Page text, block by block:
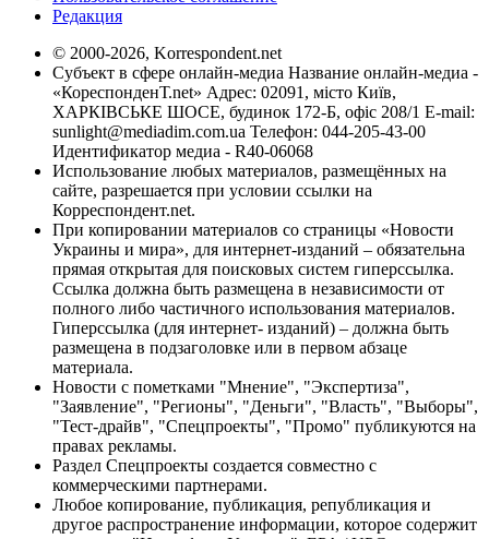
Редакция
© 2000-2026, Korrespondent.net
Субъект в сфере онлайн-медиа Название онлайн-медиа -
«КореспонденТ.net» Адрес: 02091, місто Київ,
ХАРКІВСЬКЕ ШОСЕ, будинок 172-Б, офіс 208/1 E-mail:
sunlight@mediadim.com.ua Телефон: 044-205-43-00
Идентификатор медиа - R40-06068
Использование любых материалов, размещённых на
сайте, разрешается при условии ссылки на
Корреспондент.net.
При копировании материалов со страницы «Новости
Украины и мира», для интернет-изданий – обязательна
прямая открытая для поисковых систем гиперссылка.
Ссылка должна быть размещена в независимости от
полного либо частичного использования материалов.
Гиперссылка (для интернет- изданий) – должна быть
размещена в подзаголовке или в первом абзаце
материала.
Новости с пометками "Мнение", "Экспертиза",
"Заявление", "Регионы", "Деньги", "Власть", "Выборы",
"Тест-драйв", "Спецпроекты", "Промо" публикуются на
правах рекламы.
Раздел Спецпроекты создается совместно с
коммерческими партнерами.
Любое копирование, публикация, републикация и
другое распространение информации, которое содержит